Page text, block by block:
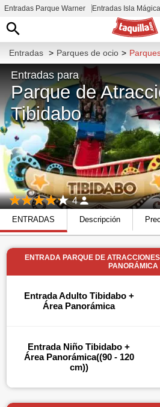
Entradas Parque Warner Entradas Isla Mágica
Entradas > Parques de ocio >
Entradas para
Parque de
Tibidabo
4
ENTRADAS Descripción
ENTRADA PARQUE DE
PANORÁMICA
Entrada Adulto Tibidabo +
Área Panorámica
Entrada Niño Tibidabo +
Área Panorámica((90 - 120
cm))